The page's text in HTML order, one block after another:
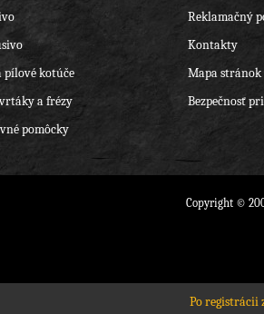
pílové kotúče
a frézy
pomôcky
Reklamačný
Kontakty
Mapa stránok
Bezpečnosť
Copyright ©
Po registrácii